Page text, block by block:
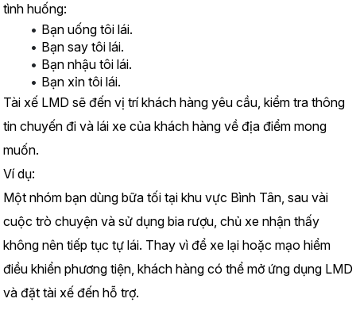
tình huống:
Bạn uống tôi lái.
Bạn say tôi lái.
Bạn nhậu tôi lái.
Bạn xỉn tôi lái.
Tài xế LMD sẽ đến vị trí khách hàng yêu cầu, kiểm tra thông
tin chuyến đi và lái xe của khách hàng về địa điểm mong
muốn.
Ví dụ:
Một nhóm bạn dùng bữa tối tại khu vực Bình Tân, sau vài
cuộc trò chuyện và sử dụng bia rượu, chủ xe nhận thấy
không nên tiếp tục tự lái. Thay vì để xe lại hoặc mạo hiểm
điều khiển phương tiện, khách hàng có thể mở ứng dụng LMD
và đặt tài xế đến hỗ trợ.